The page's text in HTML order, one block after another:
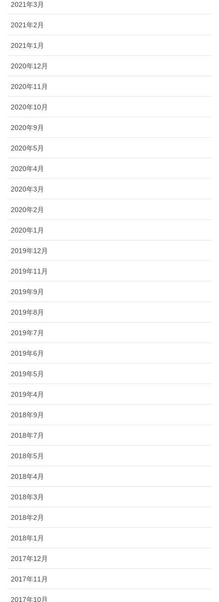
2021年3月
2021年2月
2021年1月
2020年12月
2020年11月
2020年10月
2020年9月
2020年5月
2020年4月
2020年3月
2020年2月
2020年1月
2019年12月
2019年11月
2019年9月
2019年8月
2019年7月
2019年6月
2019年5月
2019年4月
2018年9月
2018年7月
2018年5月
2018年4月
2018年3月
2018年2月
2018年1月
2017年12月
2017年11月
2017年10月